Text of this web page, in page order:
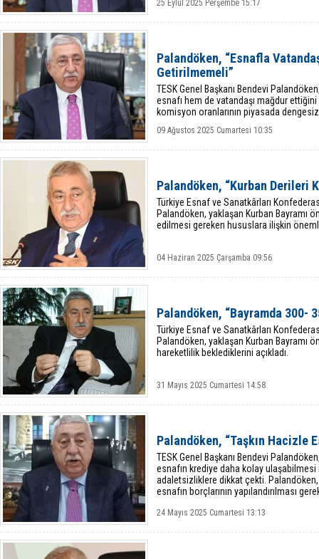
25 Eylül 2025 Perşembe 15:17
Palandöken, “Esnafla
Getirilmemeli”
TESK Genel Başkanı Bendevi
esnafı hem de vatandaşı mağdur ettiğini
komisyon oranlarının piyasada
09 Ağustos 2025 Cumartesi 10:35
Palandöken, “Kurban Derileri
Türkiye Esnaf ve Sanatkârları
Palandöken, yaklaşan Kurban Bayramı
edilmesi gereken hususlara ilişkin
04 Haziran 2025 Çarşamba 09:56
Palandöken, “Bayramda 300-
Türkiye Esnaf ve Sanatkârları
Palandöken, yaklaşan Kurban Bayramı
hareketlilik beklediklerini açıkladı.
31 Mayıs 2025 Cumartesi 14:58
Palandöken, “Taşkın Hacizle
TESK Genel Başkanı Bendevi
esnafın krediye daha kolay
adaletsizliklere dikkat çekti.
esnafın borçlarının yapılandırılması
24 Mayıs 2025 Cumartesi 13:13